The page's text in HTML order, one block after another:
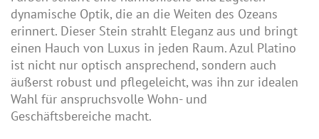
dynamische Optik, die an die Weiten des Ozeans
erinnert. Dieser Stein strahlt Eleganz aus und bringt
einen Hauch von Luxus in jeden Raum. Azul Platino
ist nicht nur optisch ansprechend, sondern auch
äußerst robust und pflegeleicht, was ihn zur idealen
Wahl für anspruchsvolle Wohn- und
Geschäftsbereiche macht.